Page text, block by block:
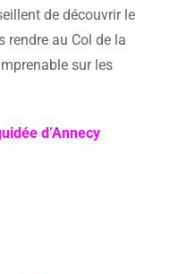
de découvrir le
rendre au Col de la
sur les
d’Annecy